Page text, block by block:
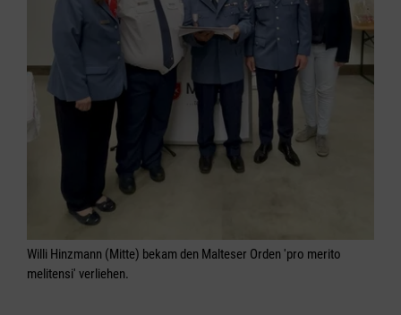
Willi Hinzmann (Mitte) bekam den Malteser Orden 'pro merito
melitensi' verliehen.